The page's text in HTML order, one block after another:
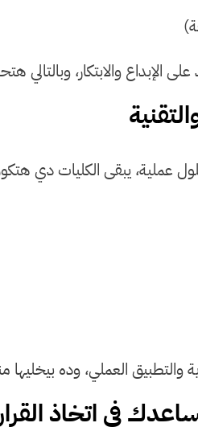
الإبداع والابتكار،
عملية، يبقى الكليات دي
والتطبيق العملي، وده
في اتخاذ